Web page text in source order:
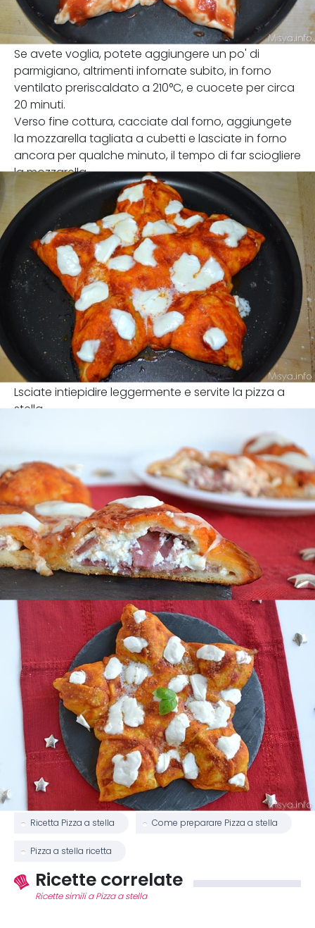
Se avete voglia, potete aggiungere un po' di
parmigiano, altrimenti infornate subito, in forno
ventilato preriscaldato a 210°C, e cuocete per circa
20 minuti.
Verso fine cottura, cacciate dal forno, aggiungete
la mozzarella tagliata a cubetti e lasciate in forno
ancora per qualche minuto, il tempo di far sciogliere
la mozzarella.
Lsciate intiepidire leggermente e servite la pizza a
stella .
Ricetta Pizza a stella Come preparare Pizza a stella
Pizza a stella ricetta
Ricette correlate
Ricette simili a Pizza a stella